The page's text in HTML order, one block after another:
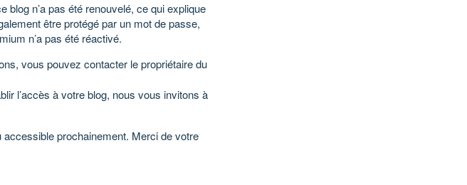
blog n’a pas été renouvelé, ce qui explique
être protégé par un mot de passe,
n’a pas été réactivé.
vous pouvez contacter le propriétaire du
l’accès à votre blog, nous vous invitons à
prochainement. Merci de votre